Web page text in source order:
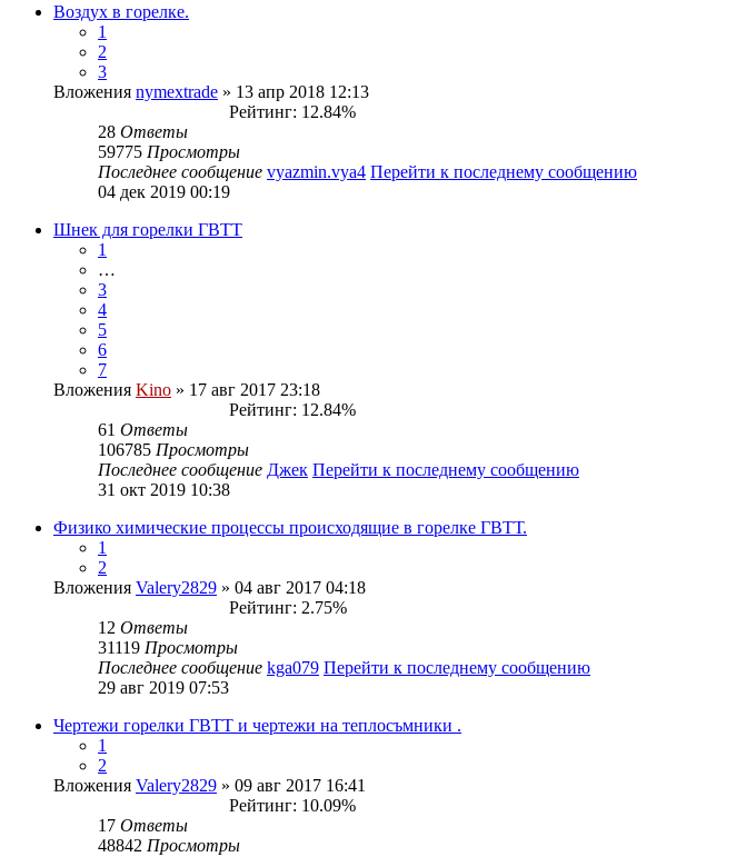
Воздух в горелке.
1
2
3
Вложения nymextrade » 13 апр 2018 12:13
Рейтинг: 12.84%
28 Ответы
59775 Просмотры
Последнее сообщение vyazmin.vya4 Перейти к последнему сообщению
04 дек 2019 00:19
Шнек для горелки ГВТТ
1
…
3
4
5
6
7
Вложения Kino » 17 авг 2017 23:18
Рейтинг: 12.84%
61 Ответы
106785 Просмотры
Последнее сообщение Джек Перейти к последнему сообщению
31 окт 2019 10:38
Физико химические процессы происходящие в горелке ГВТТ.
1
2
Вложения Valery2829 » 04 авг 2017 04:18
Рейтинг: 2.75%
12 Ответы
31119 Просмотры
Последнее сообщение kga079 Перейти к последнему сообщению
29 авг 2019 07:53
Чертежи горелки ГВТТ и чертежи на теплосъмники .
1
2
Вложения Valery2829 » 09 авг 2017 16:41
Рейтинг: 10.09%
17 Ответы
48842 Просмотры